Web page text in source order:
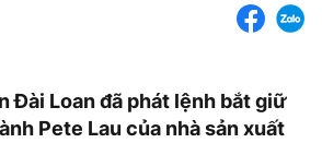
Đài Loan đã phát lệnh bắt giữ
Pete Lau của nhà sản xuất